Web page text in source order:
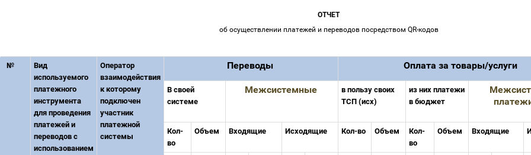
ОТЧЕТ
об осуществлении платежей и переводов посредством QR-кодов
№
Вид
используемого
платежного
инструмента
для проведения
платежей и
переводов с
использованием
Оператор
взаимодействия
к которому
подключен
участник
платежной
системы
Переводы Оплата за товары/услуги
В своей
системе
Межсистемные
в пользу своих
ТСП (исх)
из них платежи
в бюджет
Кол-
во
Объем Входящие Исходящие Кол-во Объем
Кол-
во
Объем Входящие